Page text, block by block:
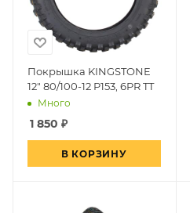
Покрышка KINGSTONE
12" 80/100-12 P153, 6PR TT
Много
1 850 ₽
В КОРЗИНУ